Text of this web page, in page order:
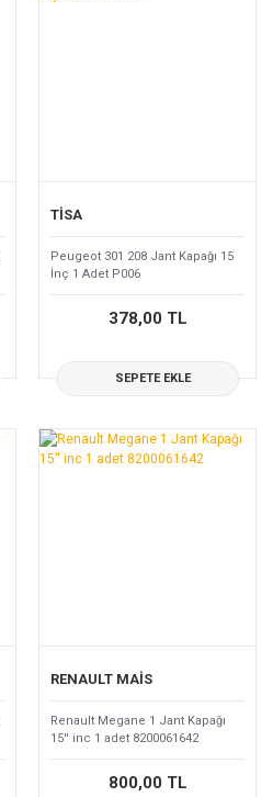
TİSA
Peugeot 301 208 Jant Kapağı 15
İnç 1 Adet P006
378,00 TL
SEPETE EKLE
RENAULT MAİS
Renault Megane 1 Jant Kapağı
15'' inc 1 adet 8200061642
800,00 TL